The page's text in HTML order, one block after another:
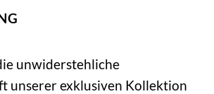
unwiderstehliche
unserer exklusiven Kollektion